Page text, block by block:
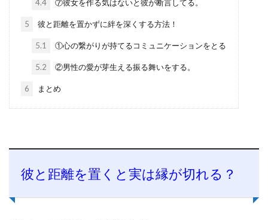
4.4 ⑦彼女を作る気はないと彼が断言してる。
5 彼と距離を置かずに絆を深くする方法！
5.1 ①心の繋がりが持てるコミュニケーションをとる
5.2 ②男性の愛が芽生える振る舞いをする。
6 まとめ
彼と距離を置くと実は縁が切れる？